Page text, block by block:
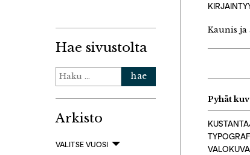
Hae sivustolta
Haku:
Arkisto
VALITSE VUOSI
Kaunis
Pyhät